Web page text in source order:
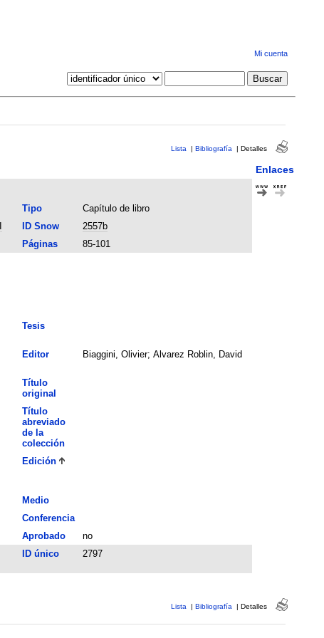
Mi cuenta
Lista | Bibliografía | Detalles
Enlaces
Tipo
Capítulo de libro
ID Snow
2557b
Páginas
85-101
Tesis
Editor Biaggini, Olivier; Alvarez Roblin, David
Título
original
Título
abreviado
de la
colección
Edición
Medio
Conferencia
Aprobado
no
ID único 2797
Lista | Bibliografía | Detalles